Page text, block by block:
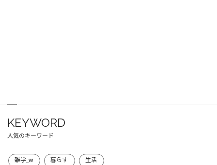
KEYWORD
人気のキーワード
雑学_w 暮らす 生活